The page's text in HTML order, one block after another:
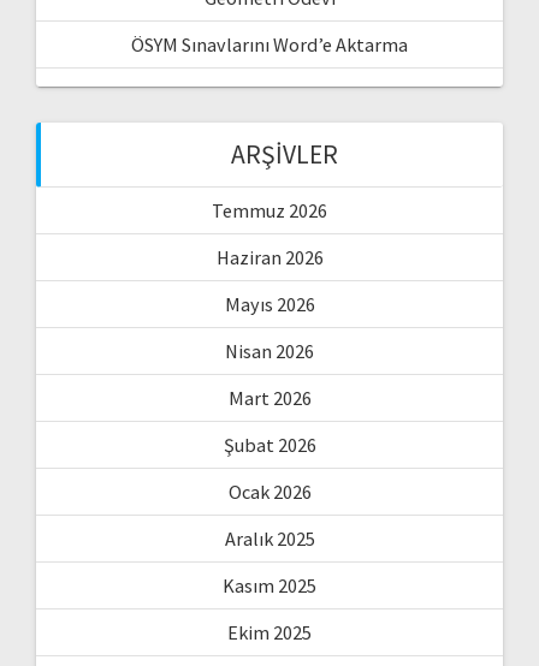
ÖSYM Sınavlarını Word’e Aktarma
ARŞIVLER
Temmuz 2026
Haziran 2026
Mayıs 2026
Nisan 2026
Mart 2026
Şubat 2026
Ocak 2026
Aralık 2025
Kasım 2025
Ekim 2025